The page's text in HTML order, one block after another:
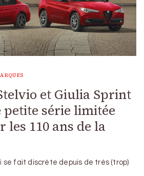
et Giulia Sprint
petite série limitée
110 ans de la
se fait discrète depuis de très (trop)